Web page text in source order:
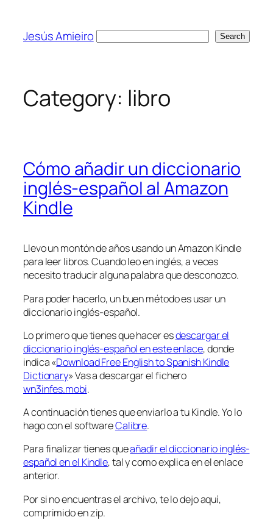
content
Jesús Amieiro Search
Category: libro
Cómo añadir un diccionario
inglés-español al Amazon
Kindle
Llevo un montón de años usando un Amazon Kindle
para leer libros. Cuando leo en inglés, a veces
necesito traducir alguna palabra que desconozco.
Para poder hacerlo, un buen método es usar un
diccionario inglés-español.
Lo primero que tienes que hacer esdescargar el
diccionario inglés-español en este enlace, donde
indica «Download Free English to Spanish Kindle
Dictionary» Vas a descargar el fichero
wn3infes.mobi.
A continuación tienes que enviarlo a tu Kindle. Yo lo
hago con el softwareCalibre.
Para finalizar tienes queañadir el diccionario inglés-
español en el Kindle, tal y como explica en el enlace
anterior.
Por si no encuentras el archivo, te lo dejo aquí,
comprimido en zip.